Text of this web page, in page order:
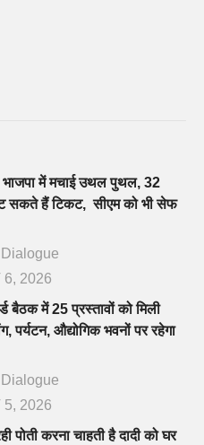
में मचाई उथल पुथल, 32
सकते हैं टिकट, सीएम को भी सेफ
6, 2026
बैठक में 25 प्रस्तावों को मिली
पर्यटन, औद्योगिक भवनों पर रहेगा
5, 2026
पोती करना चाहती है दादी को घर